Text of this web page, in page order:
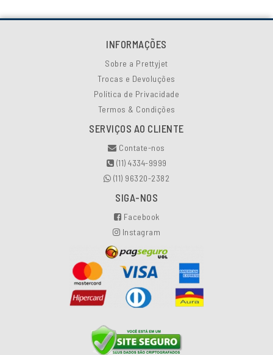
INFORMAÇÕES
Sobre a Prettyjet
Trocas e Devoluções
Política de Privacidade
Termos & Condições
SERVIÇOS AO CLIENTE
Contate-nos
(11) 4334-9999
(11) 96320-2382
SIGA-NOS
Facebook
Instagram